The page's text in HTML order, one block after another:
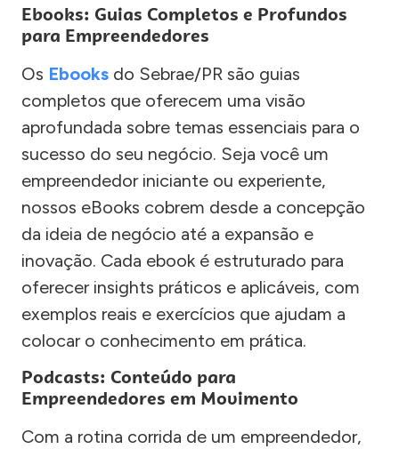
Ebooks: Guias Completos e Profundos
para Empreendedores
Os Ebooks do Sebrae/PR são guias
completos que oferecem uma visão
aprofundada sobre temas essenciais para o
sucesso do seu negócio. Seja você um
empreendedor iniciante ou experiente,
nossos eBooks cobrem desde a concepção
da ideia de negócio até a expansão e
inovação. Cada ebook é estruturado para
oferecer insights práticos e aplicáveis, com
exemplos reais e exercícios que ajudam a
colocar o conhecimento em prática.
Podcasts: Conteúdo para
Empreendedores em Movimento
Com a rotina corrida de um empreendedor,